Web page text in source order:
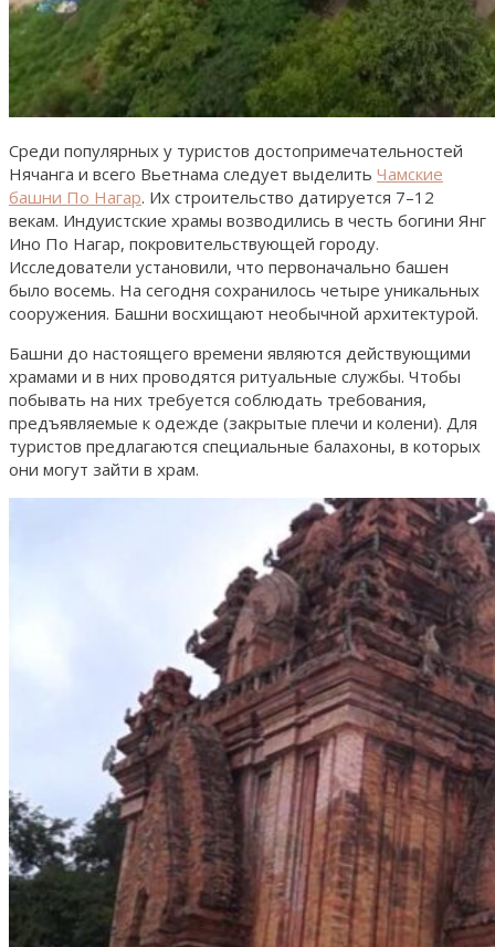
Среди популярных у туристов достопримечательностей
Нячанга и всего Вьетнама следует выделить Чамские
башни По Нагар. Их строительство датируется 7–12
векам. Индуистские храмы возводились в честь богини Янг
Ино По Нагар, покровительствующей городу.
Исследователи установили, что первоначально башен
было восемь. На сегодня сохранилось четыре уникальных
сооружения. Башни восхищают необычной архитектурой.
Башни до настоящего времени являются действующими
храмами и в них проводятся ритуальные службы. Чтобы
побывать на них требуется соблюдать требования,
предъявляемые к одежде (закрытые плечи и колени). Для
туристов предлагаются специальные балахоны, в которых
они могут зайти в храм.